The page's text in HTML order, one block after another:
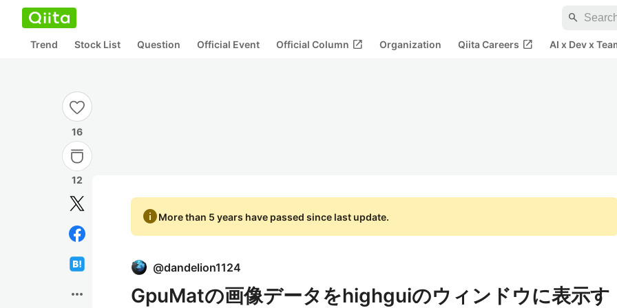
search
Trend Stock List Question Official Event Official Column open_in_new Organization Qiita Careers open_in_new AI x Dev x
16
12
more_horiz
infoMore than 5 years have passed since last update.
@dandelion1124
GpuMatの画像データをhighguiのウィンドウに表示す